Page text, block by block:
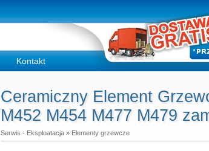
Kontakt
Ceramiczny Element
M452 M454 M477 M479
Serwis - Eksploatacja » Elementy grzewcze